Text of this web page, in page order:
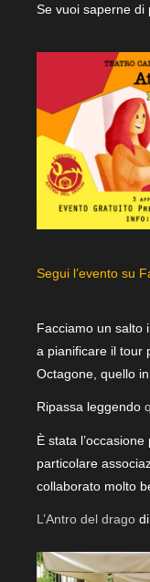
Se vuoi saperne di
Segui l’evento su
Facciamo un salto
a pianificare il tour
Octagone, quello
Ripassa leggendo
È stata
particolare
collaborato molto
L’Antro del drago